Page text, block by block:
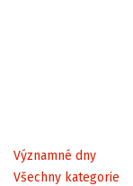
Významné dny
Všechny kategorie